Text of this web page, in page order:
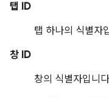
탭 ID
탭 하나의 식별자
창 ID
창의 식별자입니